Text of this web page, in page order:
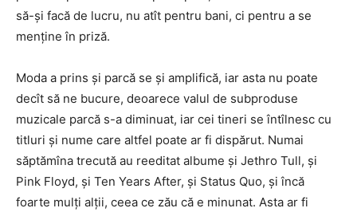
să-și facă de lucru, nu atît pentru bani, ci pentru a se
menține în priză.
Moda a prins și parcă se și amplifică, iar asta nu poate
decît să ne bucure, deoarece valul de subproduse
muzicale parcă s-a diminuat, iar cei tineri se întîlnesc cu
titluri și nume care altfel poate ar fi dispărut. Numai
săptămîna trecută au reeditat albume și Jethro Tull, și
Pink Floyd, și Ten Years After, și Status Quo, și încă
foarte mulți alții, ceea ce zău că e minunat. Asta ar fi